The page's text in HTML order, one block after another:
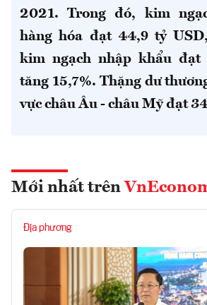
2021. Trong đó, kim
hàng hóa đạt 44,9 tỷ
kim ngạch nhập khẩu đạt
tăng 15,7%. Thặng dư
vực châu Âu - châu Mỹ đạt
Mới nhất trên
Địa phương